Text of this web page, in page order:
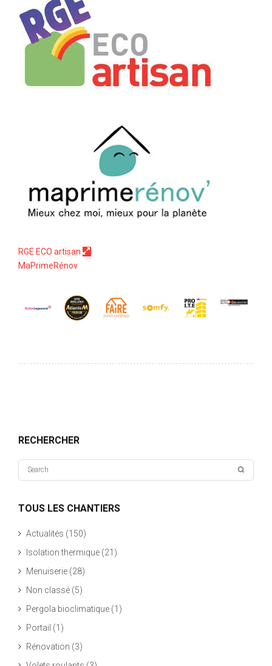
RGE ECO artisan
MaPrimeRénov
RECHERCHER
TOUS LES CHANTIERS
Actualités (150)
Isolation thermique (21)
Menuiserie (28)
Non classé (5)
Pergola bioclimatique (1)
Portail (1)
Rénovation (3)